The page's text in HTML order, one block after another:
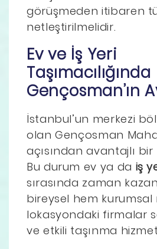
görüşmeden itibaren
netleştirilmelidir.
Ev ve İş Yeri
Taşımacılığında
Gençosman’ın
İstanbul’un merkezi
olan Gençosman
açısından avantajlı
Bu durum ev ya da iş
sırasında zaman
bireysel hem kurumsal
lokasyondaki firmalar
ve etkili taşınma